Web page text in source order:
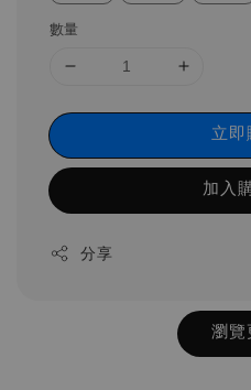
數量
立即
加入
分享
瀏覽